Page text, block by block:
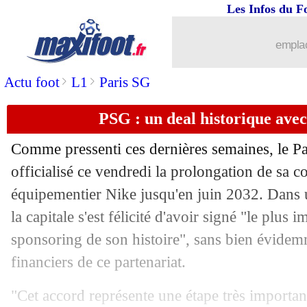
Actu foot> L1 > Paris SG
Les Infos du
PSG : un deal historique
Comme pressenti ces dernières semaines, le
officialisé ce vendredi la prolongation de sa
équipementier Nike jusqu'en juin 2032.
la capitale s'est félicité d'avoir signé "le plus
sponsoring de son histoire", sans bien
financiers de ce partenariat.
"Cet accord représente une étape très
ASSE: la piste Tait prend du plomb
28/06 Nottingham: Lamouchi nommé
28/06 Dijon: Kwon vendu à Fribourg
28/06 Juve: Buffon fixe ses exigences
28/06 PSG : Milinkovic-Savic, Kurzawa
28/06 Atletico: la peur de Forlán pour
Real : son avenir, Ceballos s'exprime